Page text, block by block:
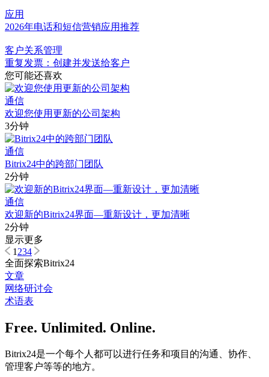
应用
2026年电话和短信营销应用推荐
客户关系管理
重复发票：创建并发送给客户
您可能还喜欢
通信
欢迎您使用更新的公司架构
3分钟
通信
Bitrix24中的跨部门团队
2分钟
通信
欢迎新的Bitrix24界面—重新设计，更加清晰
2分钟
显示更多
1234
全面探索Bitrix24
文章
网络研讨会
术语表
Free. Unlimited. Online.
Bitrix24是一个每个人都可以进行任务和项目的沟通、协作、
管理客户等等的地方。